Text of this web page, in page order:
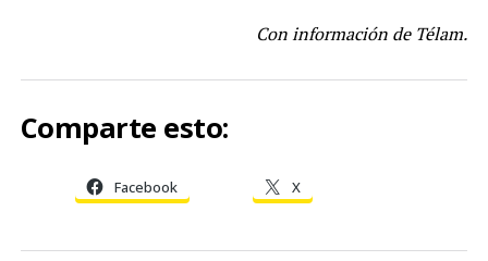
Con información de Télam.
Comparte esto:
Facebook X